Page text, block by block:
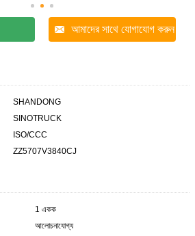
আমাদের সাথে যোগাযোগ করুন
SHANDONG
SINOTRUCK
ISO/CCC
ZZ5707V3840CJ
1 একক
আলোচনাযোগ্য